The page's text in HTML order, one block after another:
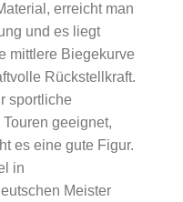
erreicht man
und es liegt
mittlere Biegekurve
Rückstellkraft.
sportliche
geeignet,
es eine gute Figur.
in
Meister